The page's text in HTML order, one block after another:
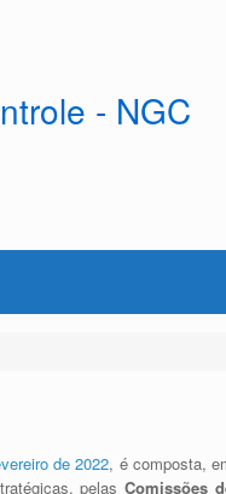
- NGC
de 2022, é composta,
pelasComissões